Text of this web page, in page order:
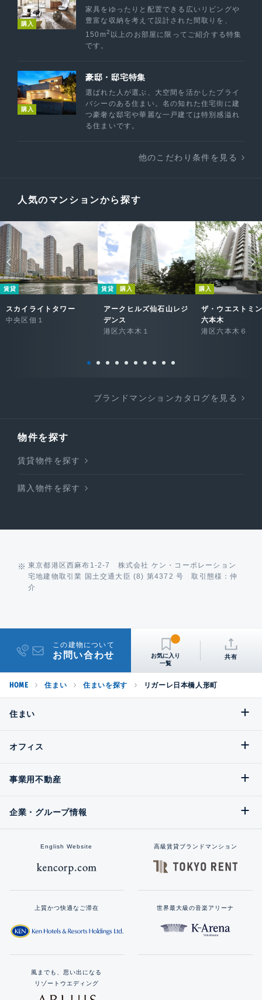
購入
家具をゆったりと配置できる広いリビングや
豊富な収納を考えて設計された間取りを、
150m2 以上のお部屋に限ってご紹介する特集
です。
購入
豪邸・邸宅特集
選ばれた人が選ぶ、大空間を活かしたプライ
バシーのある住まい。名の知れた住宅街に建
つ豪奢な邸宅や華麗な一戸建ては特別感溢れ
る住まいです。
他のこだわり条件を見る
人気のマンションから探す
賃貸
スカイライトタワー
中央区佃１
賃貸 購入
アークヒルズ仙石山レジ
デンス
港区六本木１
購入
ザ・ウエストミ
六本木
港区六本木６
ブランドマンションカタログを見る
物件を探す
賃貸物件を探す
購入物件を探す
東京都港区西麻布1-2-7 株式会社 ケン・コーポレーション
宅地建物取引業 国土交通大臣 (8) 第4372 号 取引態様：仲
介
この建物について
お問い合わせ 共有
HOME 住まい 住まいを探す リガーレ日本橋人形町
住まい
オフィス
事業用不動産
企業・グループ情報
English Website 高級賃貸ブランドマンション
上質かつ快適なご滞在 世界最大級の音楽アリーナ
風までも、思い出になる
リゾートウエディング